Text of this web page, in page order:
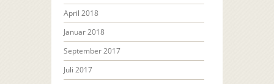
April 2018
Januar 2018
September 2017
Juli 2017